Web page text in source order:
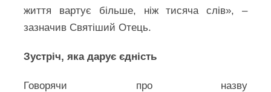
життя вартує більше, ніж тисяча слів», –
зазначив Святіший Отець.
Зустріч, яка дарує єдність
Говорячи про назву